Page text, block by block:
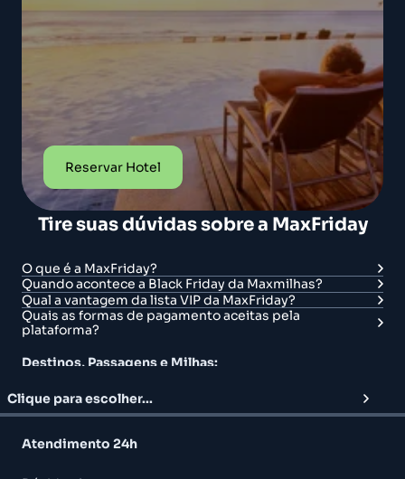
Reservar Hotel
Tire suas dúvidas sobre a MaxFriday
O que é a MaxFriday?
Quando acontece a Black Friday da Maxmilhas?
Qual a vantagem da lista VIP da MaxFriday?
Quais as formas de pagamento aceitas pela
plataforma?
Destinos, Passagens e Milhas:
Clique para escolher...
Atendimento 24h